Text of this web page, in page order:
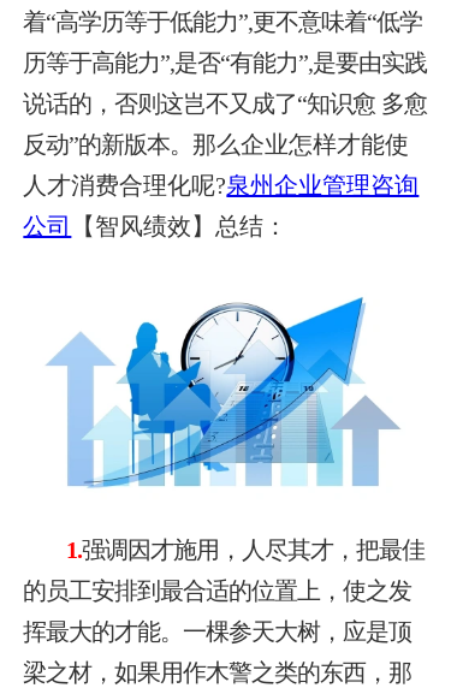
着“高学历等于低能力”,更不意味着“低学
历等于高能力”,是否“有能力”,是要由实践
说话的，否则这岂不又成了“知识愈 多愈
反动”的新版本。 那么企业怎样才能使
人才消费合理化呢?泉州企业管理咨询
公司
【智风绩效】总结：
1.强调因才施用，人尽其才，把最佳
的员工安排到最合适的位置上，使之发
挥最大的才能。一棵参天大树，应是顶
梁之材，如果用作木警之类的东西，那